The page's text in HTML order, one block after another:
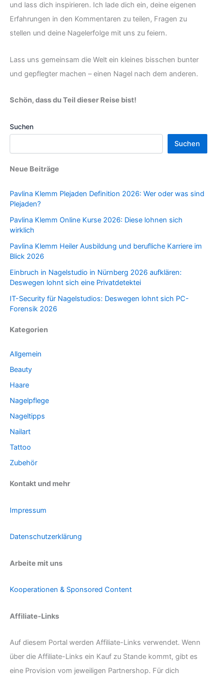
und lass dich inspirieren. Ich lade dich ein, deine eigenen
Erfahrungen in den Kommentaren zu teilen, Fragen zu
stellen und deine Nagelerfolge mit uns zu feiern.
Lass uns gemeinsam die Welt ein kleines bisschen bunter
und gepflegter machen – einen Nagel nach dem anderen.
Schön, dass du Teil dieser Reise bist!
Suchen
Suchen
Neue Beiträge
Pavlina Klemm Plejaden Definition 2026: Wer oder was sind
Plejaden?
Pavlina Klemm Online Kurse 2026: Diese lohnen sich
wirklich
Pavlina Klemm Heiler Ausbildung und berufliche Karriere im
Blick 2026
Einbruch in Nagelstudio in Nürnberg 2026 aufklären:
Deswegen lohnt sich eine Privatdetektei
IT-Security für Nagelstudios: Deswegen lohnt sich PC-
Forensik 2026
Kategorien
Allgemein
Beauty
Haare
Nagelpflege
Nageltipps
Nailart
Tattoo
Zubehör
Kontakt und mehr
Impressum
Datenschutzerklärung
Arbeite mit uns
Kooperationen & Sponsored Content
Affiliate-Links
Auf diesem Portal werden Affiliate-Links verwendet. Wenn
über die Affiliate-Links ein Kauf zu Stande kommt, gibt es
eine Provision vom jeweiligen Partnershop. Für dich